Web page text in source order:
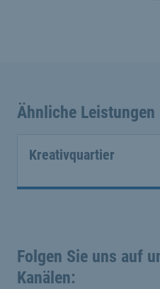
Ähnliche Leistungen
Kreativquartier
Folgen Sie uns auf
Kanälen: